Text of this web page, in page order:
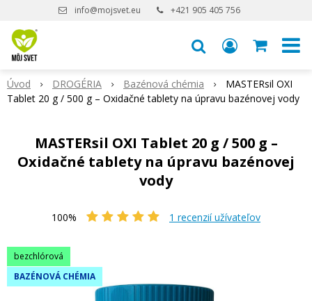
info@mojsvet.eu +421 905 405 756
Úvod DROGÉRIA Bazénová chémia
MASTERsil OXI
Tablet 20 g / 500 g – Oxidačné tablety na úpravu bazénovej vody
MASTERsil OXI Tablet 20 g / 500 g –
Oxidačné tablety na úpravu bazénovej
vody
100% 1 recenzií užívateľov
bezchlórová
BAZÉNOVÁ CHÉMIA